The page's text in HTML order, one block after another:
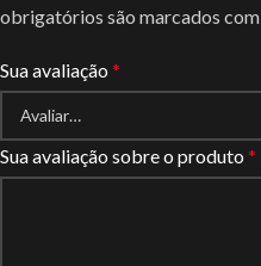
obrigatórios são marcados com
Sua avaliação *
Sua avaliação sobre o produto *